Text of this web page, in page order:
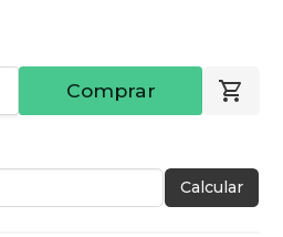
Comprar
Calcular